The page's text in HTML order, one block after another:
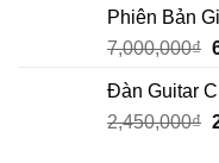
Phiên Bản
7,000,000₫
Đàn Guitar
2,450,000₫